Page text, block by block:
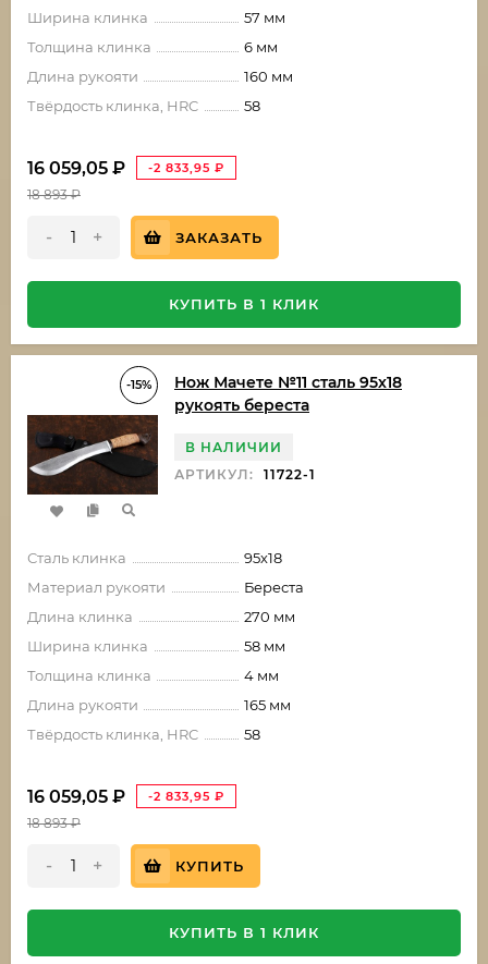
Ширина клинка
57 мм
Толщина клинка
6 мм
Длина рукояти
160 мм
Твёрдость клинка, HRC
58
16 059,05 ₽ -2 833,95 ₽
18 893₽
- + ЗАКАЗАТЬ
КУПИТЬ В 1 КЛИК
-15%
Нож Мачете №11 сталь 95х18
рукоять береста
В НАЛИЧИИ
АРТИКУЛ:
11722-1
Сталь клинка
95х18
Материал рукояти
Береста
Длина клинка
270 мм
Ширина клинка
58 мм
Толщина клинка
4 мм
Длина рукояти
165 мм
Твёрдость клинка, HRC
58
16 059,05 ₽ -2 833,95 ₽
18 893₽
- + КУПИТЬ
КУПИТЬ В 1 КЛИК